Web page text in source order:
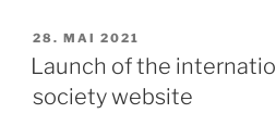
zur
Therapie
Myasthenia
VERÖFFENTLICHT
AM
28. MAI 2021
Launch of the
society website